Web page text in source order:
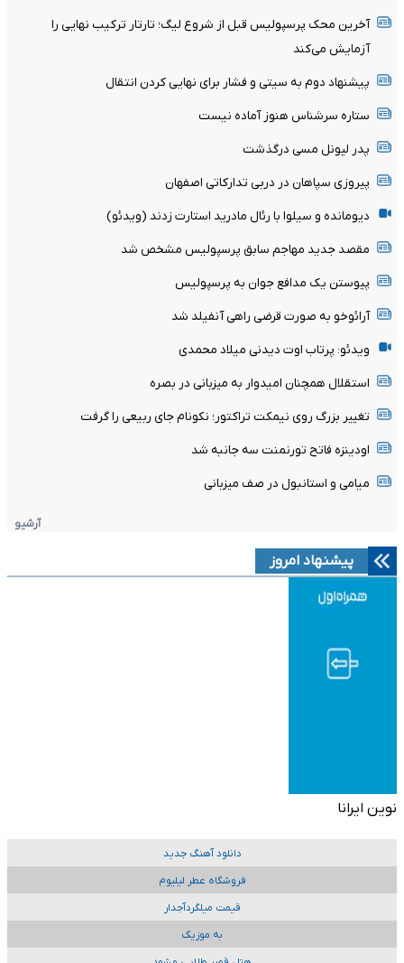
آخرین محک پرسپولیس قبل از شروع لیگ؛ تارتار ترکیب نهایی را
آزمایش می‌کند
پیشنهاد دوم به سیتی و فشار برای نهایی کردن انتقال
ستاره سرشناس هنوز آماده نیست
پدر لیونل مسی درگذشت
پیروزی سپاهان در دربی تدارکاتی اصفهان
دیومانده و سیلوا با رئال مادرید استارت زدند (ویدئو)
مقصد جدید مهاجم سابق پرسپولیس مشخص شد
پیوستن یک مدافع جوان به پرسپولیس
آرائوخو به صورت قرضی راهی آنفیلد شد
ویدئو: پرتاب اوت دیدنی میلاد محمدی
استقلال همچنان امیدوار به میزبانی در بصره
تغییر بزرگ روی نیمکت تراکتور؛ نکونام جای ربیعی را گرفت
اودینزه فاتح تورنمنت سه جانبه شد
میامی و استانبول در صف میزبانی
آرشیو
پیشنهاد امروز
نوین ایرانا
دانلود آهنگ جدید
فروشگاه عطر لیلیوم
قیمت میلگردآجدار
به موزیک